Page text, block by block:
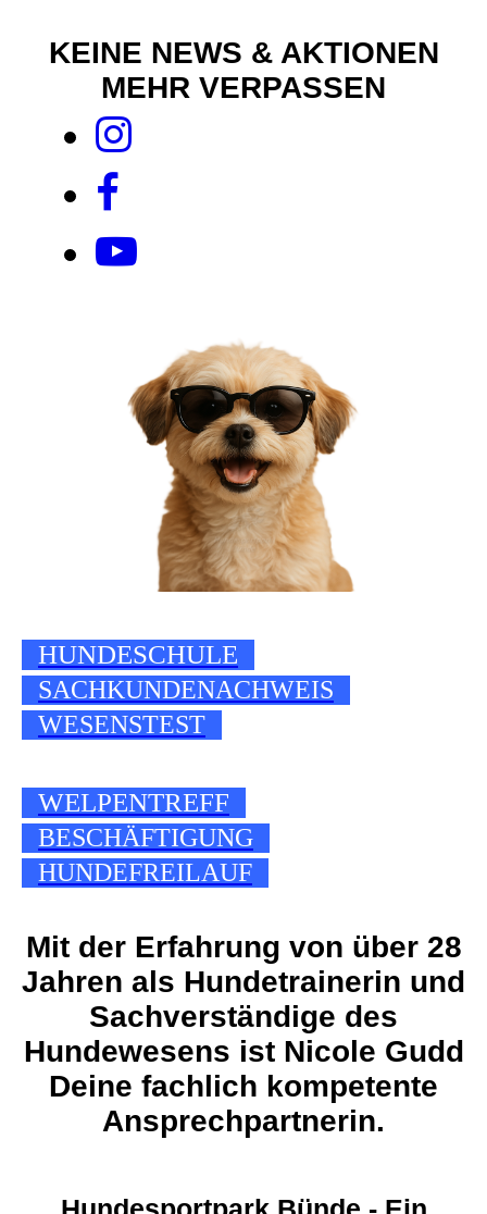
KEINE NEWS & AKTIONEN
MEHR VERPASSEN
HUNDESCHULE
SACHKUNDENACHWEIS
WESENSTEST
WELPENTREFF
BESCHÄFTIGUNG
HUNDEFREILAUF
Mit der Erfahrung von über 28
Jahren als Hundetrainerin und
Sachverständige des
Hundewesens ist Nicole Gudd
Deine fachlich kompetente
Ansprechpartnerin.